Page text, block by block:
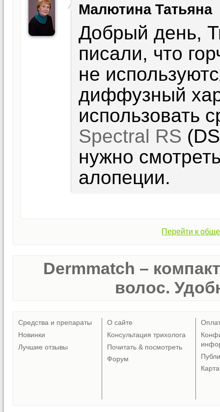
Малютина Татьяна
Добрый день,
писали, что
не
диффузный
использовать
Spectral RS
нужно
алопеции.
Перейти к
Dermmatch –
волос.
Средства и препараты
Новинки
Лучшие отзывы
О сайте
Консультация трихолога
Почитать & посмотреть
Форум